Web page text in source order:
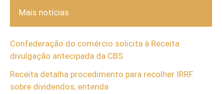
Mais notícias
Confederação do comércio solicita à Receita
divulgação antecipada da CBS
Receita detalha procedimento para recolher IRRF
sobre dividendos; entenda